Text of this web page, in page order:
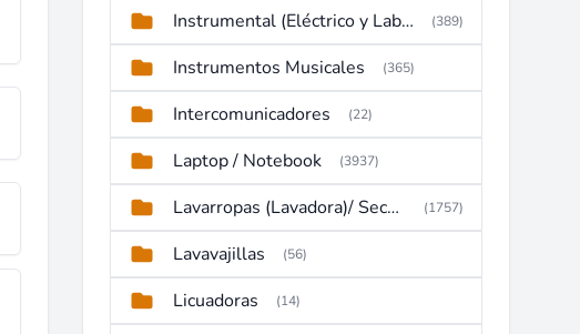
Instrumental (Eléctrico y Laboratorio) (389)
Instrumentos Musicales (365)
Intercomunicadores (22)
Laptop / Notebook (3937)
Lavarropas (Lavadora)/ Secadoras (1757)
Lavavajillas (56)
Licuadoras (14)